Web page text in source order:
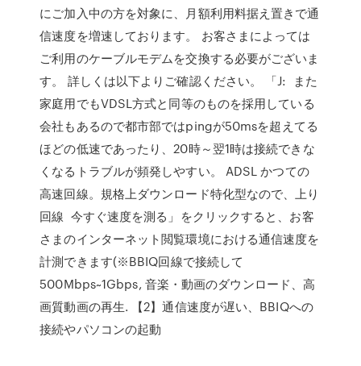
にご加入中の方を対象に、月額利用料据え置きで通
信速度を増速しております。 お客さまによっては
ご利用のケーブルモデムを交換する必要がございま
す。 詳しくは以下よりご確認ください。 「J: また
家庭用でもVDSL方式と同等のものを採用している
会社もあるので都市部ではpingが50msを超えてる
ほどの低速であったり、20時～翌1時は接続できな
くなるトラブルが頻発しやすい。 ADSL かつての
高速回線。規格上ダウンロード特化型なので、上り
回線 今すぐ速度を測る」をクリックすると、お客
さまのインターネット閲覧環境における通信速度を
計測できます(※BBIQ回線で接続して
500Mbps~1Gbps, 音楽・動画のダウンロード、高
画質動画の再生. 【2】通信速度が遅い、BBIQへの
接続やパソコンの起動